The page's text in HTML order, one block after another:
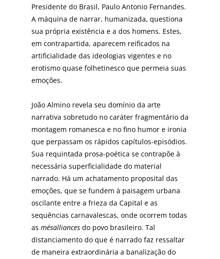
Presidente do Brasil, Paulo Antonio Fernandes.
A máquina de narrar, humanizada, questiona
sua própria existência e a dos homens. Estes,
em contrapartida, aparecem reificados na
artificialidade das ideologias vigentes e no
erotismo quase folhetinesco que permeia suas
emoções.
João Almino revela seu domínio da arte
narrativa sobretudo no caráter fragmentário da
montagem romanesca e no fino humor e ironia
que perpassam os rápidos capítulos-episódios.
Sua requintada prosa-poética se contrapõe à
necessária superficialidade do material
narrado. Há um achatamento proposital das
emoções, que se fundem à paisagem urbana
oscilante entre a frieza da Capital e as
sequências carnavalescas, onde ocorrem todas
as mésalliances do povo brasileiro. Tal
distanciamento do que é narrado faz ressaltar
de maneira extraordinária a banalização do